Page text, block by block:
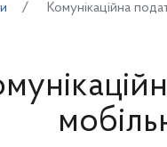
Комунікаційна